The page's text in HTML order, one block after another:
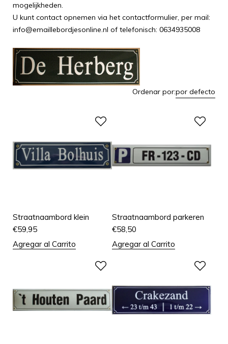
mogelijkheden.
U kunt contact opnemen via het contactformulier, per mail:
info@emaillebordjesonline.nl of telefonisch: 0634935008
Ordenar por:por defecto
Straatnaambord klein
€59,95
Agregar al Carrito
Straatnaambord parkeren
€58,50
Agregar al Carrito